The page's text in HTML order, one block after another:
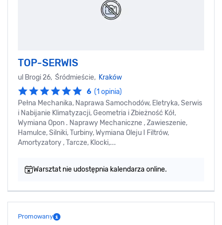
TOP-SERWIS
ul Brogi 26, Śródmieście, Kraków
6 (1 opinia)
Pełna Mechanika, Naprawa Samochodów, Eletryka, Serwis
i Nabijanie Klimatyzacji, Geometria i Zbieżność Kół,
Wymiana Opon . Naprawy Mechaniczne , Zawieszenie,
Hamulce, Silniki, Turbiny, Wymiana Oleju I Filtrów,
Amortyzatory , Tarcze, Klocki,...
Warsztat nie udostępnia kalendarza online.
Promowany